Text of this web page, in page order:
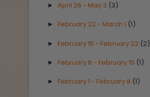
► April 26 - May 3 (3)
► February 22 - March 1 (1)
► February 15 - February 22 (2)
► February 8 - February 15 (1)
► February 1 - February 8 (1)